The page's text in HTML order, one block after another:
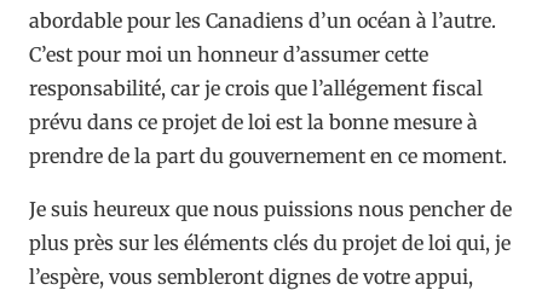
abordable pour les Canadiens d’un océan à l’autre.
C’est pour moi un honneur d’assumer cette
responsabilité, car je crois que l’allégement fiscal
prévu dans ce projet de loi est la bonne mesure à
prendre de la part du gouvernement en ce moment.
Je suis heureux que nous puissions nous pencher de
plus près sur les éléments clés du projet de loi qui, je
l’espère, vous sembleront dignes de votre appui,